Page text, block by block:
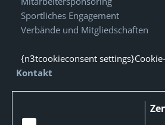
Sportliches Engagement
Verbände und Mitgliedschaften
{n3tcookieconsent
Kontakt